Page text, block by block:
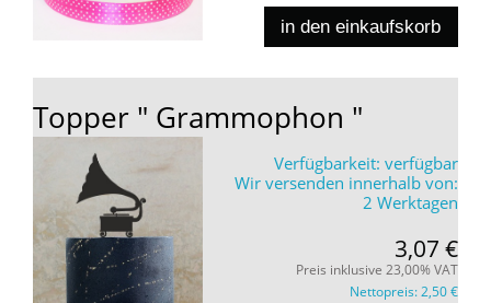
in den einkaufskorb
Topper " Grammophon "
Verfügbarkeit: verfügbar
Wir versenden innerhalb von:
2 Werktagen
3,07 €
Preis inklusive 23,00% VAT
Nettopreis:2,50 €